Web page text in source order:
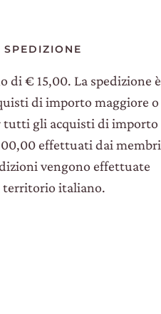
di € 15,00. La spedizione è
di importo maggiore o
tutti gli acquisti di importo
effettuati dai membri
vengono effettuate
territorio italiano.